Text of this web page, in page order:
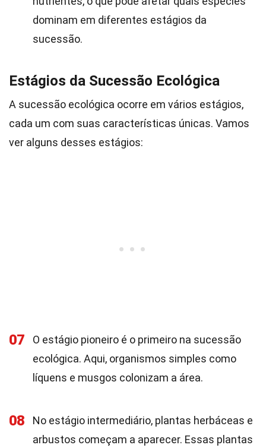
dominam em diferentes estágios da
sucessão.
Estágios da Sucessão Ecológica
A sucessão ecológica ocorre em vários estágios,
cada um com suas características únicas. Vamos
ver alguns desses estágios:
07
O estágio pioneiro é o primeiro na sucessão
ecológica. Aqui, organismos simples como
líquens e musgos colonizam a área.
08
No estágio intermediário, plantas herbáceas e
arbustos começam a aparecer. Essas plantas